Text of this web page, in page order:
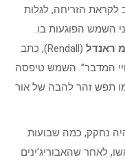
לקראת הזריחה, לגלות
השמש הפוגעות בו.
ראנדל
(Rendall), כתב
חיי המדבר”. השמש טיפסה
תפש זהר להבה של אור
נחקק, כמה שבועות
לאחר שהאבוריג’ינים